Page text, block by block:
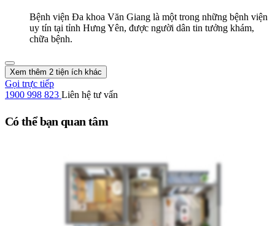
Bệnh viện Đa khoa Văn Giang là một trong những bệnh viện
uy tín tại tỉnh Hưng Yên, được người dân tin tưởng khám,
chữa bệnh.
Xem thêm 2 tiện ích khác
Gọi trực tiếp
1900 998 823 Liên hệ tư vấn
Có thể bạn quan tâm